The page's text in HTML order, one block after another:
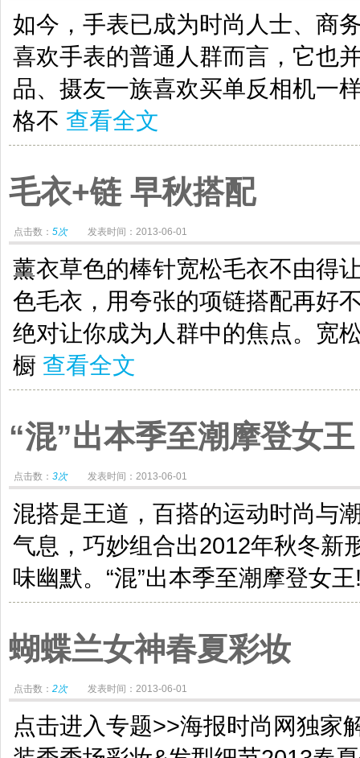
如今，手表已成为时尚人士、商
喜欢手表的普通人群而言，它也
品、摄友一族喜欢买单反相机一
格不 查看全文
毛衣+链 早秋搭配
点击数： 5次 发表时间：2013-06-01
薰衣草色的棒针宽松毛衣不由得
色毛衣，用夸张的项链搭配再好
绝对让你成为人群中的焦点。宽
橱 查看全文
“混”出本季至潮摩登女王
点击数： 3次 发表时间：2013-06-01
混搭是王道，百搭的运动时尚与
气息，巧妙组合出2012年秋冬新
味幽默。“混”出本季至潮摩登女
蝴蝶兰女神春夏彩妆
点击数： 2次 发表时间：2013-06-01
点击进入专题>>海报时尚网独家